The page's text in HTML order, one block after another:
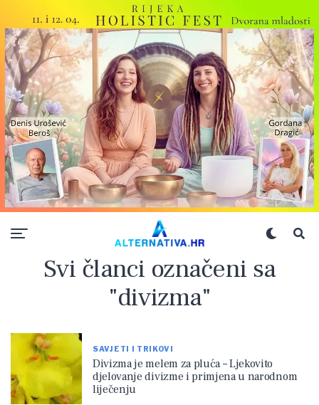
Svi članci označeni sa
"divizma"
SAVJETI I TRIKOVI
Divizma je melem za pluća – Ljekovito
djelovanje divizme i primjena u narodnom
liječenju